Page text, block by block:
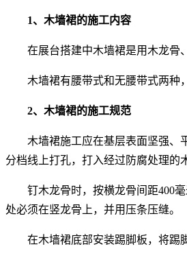
1、木墙裙的施工内容
在展台搭建中木墙裙是用木龙骨
木墙裙有腰带式和无腰带式两种
2、木墙裙的施工规范
木墙裙施工应在基层表面坚强、
分档线上打孔，打入经过防腐处理的
钉木龙骨时，按横龙骨间距400
处必须在竖龙骨上，并用压条压缝。
在木墙裙底部安装踢脚板，将踢